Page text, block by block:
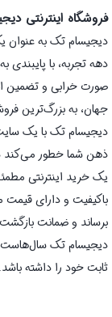
فروشگاه اینترنتی
دیجیسام تک به عنوان
صورت خرابی و تضمین
جهان، به بزرگ‌ترین
دیجیسام تک با یک سایت
ذهن شما خطور می‌کند
یک خرید اینترنتی
باکیفیت و دارای
برساند و ضمانت بازگشت
دیجیسام تک سال‌هاست
ثابت خود را داشته باشد.